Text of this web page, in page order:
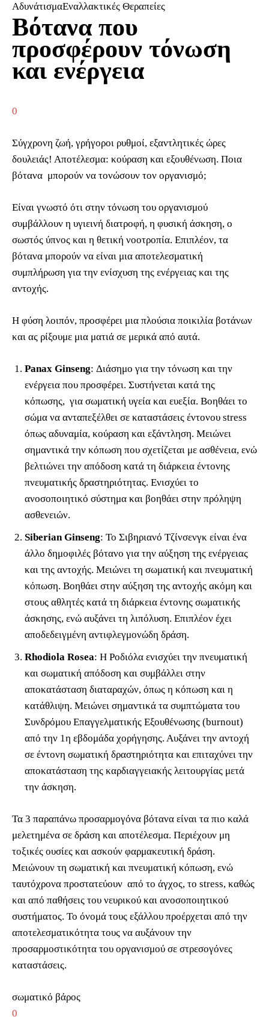
ΑδυνάτισμαΕναλλακτικές Θεραπείες
Βότανα που
προσφέρουν τόνωση
και ενέργεια
0
Σύγχρονη ζωή, γρήγοροι ρυθμοί, εξαντλητικές ώρες
δουλειάς! Αποτέλεσμα: κούραση και εξουθένωση. Ποια
βότανα μπορούν να τονώσουν τον οργανισμό;
Είναι γνωστό ότι στην τόνωση του οργανισμού
συμβάλλουν η υγιεινή διατροφή, η φυσική άσκηση, ο
σωστός ύπνος και η θετική νοοτροπία. Επιπλέον, τα
βότανα μπορούν να είναι μια αποτελεσματική
συμπλήρωση για την ενίσχυση της ενέργειας και της
αντοχής.
Η φύση λοιπόν, προσφέρει μια πλούσια ποικιλία βοτάνων
και ας ρίξουμε μια ματιά σε μερικά από αυτά.
Panax Ginseng: Διάσημο για την τόνωση και την
ενέργεια που προσφέρει. Συστήνεται κατά της
κόπωσης, για σωματική υγεία και ευεξία. Βοηθάει το
σώμα να ανταπεξέλθει σε καταστάσεις έντονου stress
όπως αδυναμία, κούραση και εξάντληση. Μειώνει
σημαντικά την κόπωση που σχετίζεται με ασθένεια, ενώ
βελτιώνει την απόδοση κατά τη διάρκεια έντονης
πνευματικής δραστηριότητας. Ενισχύει το
ανοσοποιητικό σύστημα και βοηθάει στην πρόληψη
ασθενειών.
Siberian Ginseng: Το Σιβηριανό Τζίνσενγκ είναι ένα
άλλο δημοφιλές βότανο για την αύξηση της ενέργειας
και της αντοχής. Μειώνει τη σωματική και πνευματική
κόπωση. Βοηθάει στην αύξηση της αντοχής ακόμη και
στους αθλητές κατά τη διάρκεια έντονης σωματικής
άσκησης, ενώ αυξάνει τη λιπόλυση. Επιπλέον έχει
αποδεδειγμένη αντιφλεγμονώδη δράση.
Rhodiola Rosea: Η Ροδιόλα ενισχύει την πνευματική
και σωματική απόδοση και συμβάλλει στην
αποκατάσταση διαταραχών, όπως η κόπωση και η
κατάθλιψη. Μειώνει σημαντικά τα συμπτώματα του
Συνδρόμου Επαγγελματικής Εξουθένωσης (burnout)
από την 1η εβδομάδα χορήγησης. Αυξάνει την αντοχή
σε έντονη σωματική δραστηριότητα και επιταχύνει την
αποκατάσταση της καρδιαγγειακής λειτουργίας μετά
την άσκηση.
Τα 3 παραπάνω προσαρμογόνα βότανα είναι τα πιο καλά
μελετημένα σε δράση και αποτέλεσμα. Περιέχουν μη
τοξικές ουσίες και ασκούν φαρμακευτική δράση.
Μειώνουν τη σωματική και πνευματική κόπωση, ενώ
ταυτόχρονα προστατεύουν από το άγχος, το stress, καθώς
και από παθήσεις του νευρικού και ανοσοποιητικού
συστήματος. Το όνομά τους εξάλλου προέρχεται από την
αποτελεσματικότητα τους να αυξάνουν την
προσαρμοστικότητα του οργανισμού σε στρεσογόνες
καταστάσεις.
σωματικό βάρος
0